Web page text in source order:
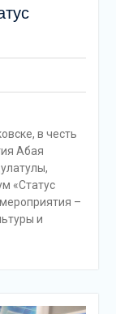
в честь
Абая
«Статус
–
и